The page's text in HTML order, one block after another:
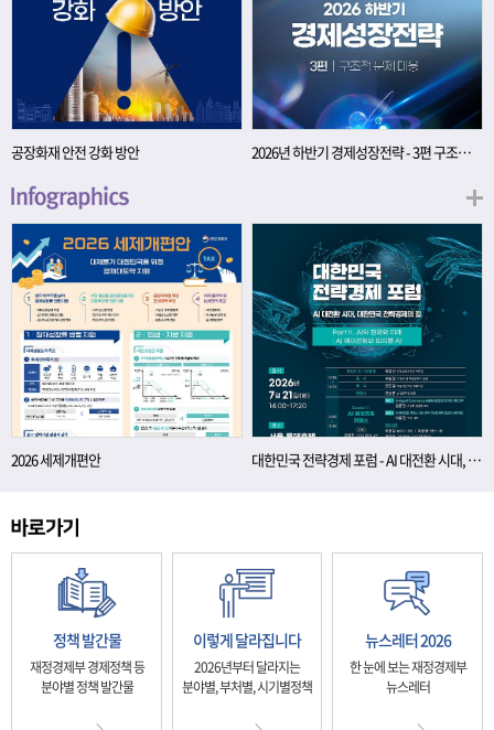
공장화재 안전 강화 방안 2026년 하반기 경제성장전략 - 3편 구조적 문제 대응
2026 세제개편안 대한민국 전략경제 포럼 - AI 대전환 시대, 대한민국 전략경제의 길
정책 발간물
재정경제부 경제정책 등
분야별 정책 발간물
이렇게 달라집니다
2026년부터 달라지는
분야별, 부처별, 시기별정책
뉴스레터 2026
한 눈에 보는 재정경제부
뉴스레터